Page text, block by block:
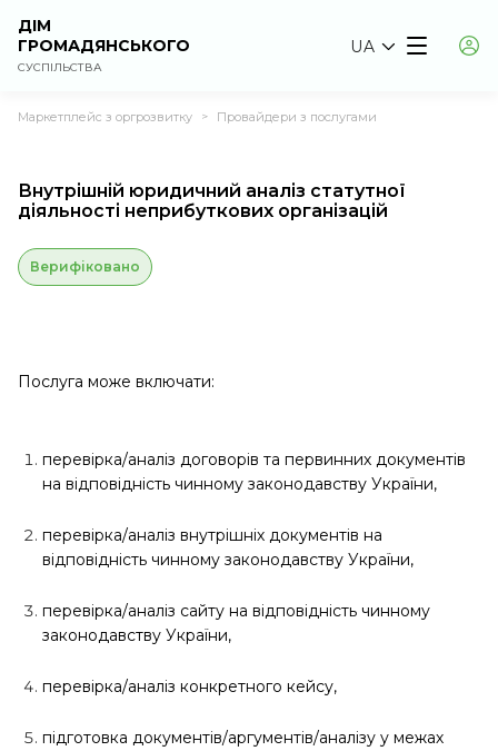
ДІМ
ГРОМАДЯНСЬКОГО
СУСПІЛЬСТВА
UA
Маркетплейс з оргрозвитку > Провайдери з послугами
Внутрішній юридичний аналіз статутної
діяльності неприбуткових організацій
Верифіковано
Послуга може включати:
перевірка/аналіз договорів та первинних документів
на відповідність чинному законодавству України,
перевірка/аналіз внутрішніх документів на
відповідність чинному законодавству України,
перевірка/аналіз сайту на відповідність чинному
законодавству України,
перевірка/аналіз конкретного кейсу,
підготовка документів/аргументів/аналізу у межах